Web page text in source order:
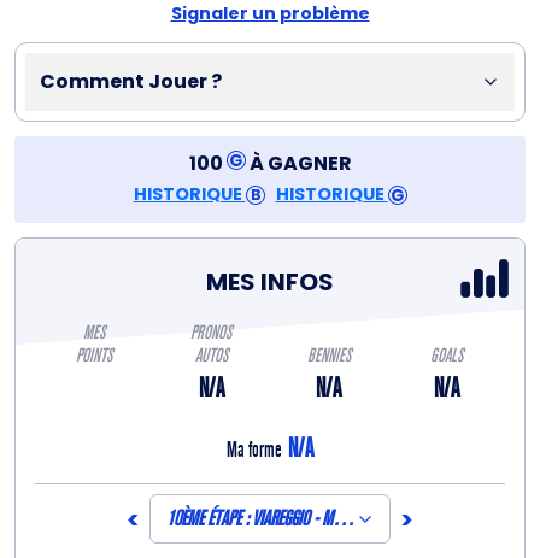
Signaler un problème
Comment Jouer ?
100 À GAGNER
HISTORIQUE HISTORIQUE
MES INFOS
MES
POINTS
PRONOS
AUTOS
N/A
BENNIES
N/A
GOALS
N/A
Ma forme N/A
< 10ÈME ÉTAPE : VIAREGGIO - MASSA (CONTRE-LA-MONTRE
>